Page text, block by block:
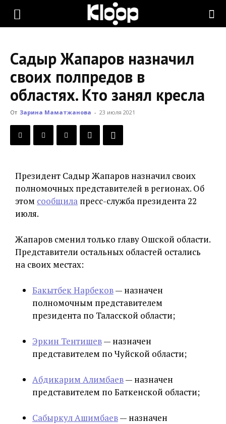
KLOOP.KG
Новости
Кыргызстана
Садыр Жапаров назначил
своих полпредов в
областях. Кто занял кресла
От Зарина Маматжанова - 23 июля 2021
Президент Садыр Жапаров назначил своих
полномочных представителей в регионах. Об
этом сообщила пресс-служба президента 22
июля.
Жапаров сменил только главу Ошской области.
Представители остальных областей остались
на своих местах:
Бакытбек Нарбеков— назначен
полномочным представителем
президента по Таласской области;
Эркин Тентишев— назначен
представителем по Чуйской области;
Абдикарим Алимбаев— назначен
представителем по Баткенской области;
Сабыркул Ашимбаев— назначен